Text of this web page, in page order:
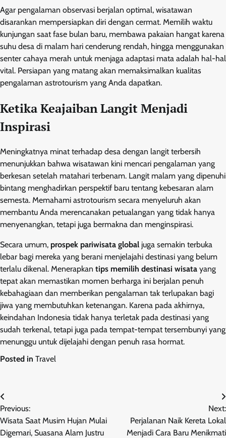
Agar pengalaman observasi berjalan optimal, wisatawan
disarankan mempersiapkan diri dengan cermat. Memilih waktu
kunjungan saat fase bulan baru, membawa pakaian hangat karena
suhu desa di malam hari cenderung rendah, hingga menggunakan
senter cahaya merah untuk menjaga adaptasi mata adalah hal-hal
vital. Persiapan yang matang akan memaksimalkan kualitas
pengalaman astrotourism yang Anda dapatkan.
Ketika Keajaiban Langit Menjadi
Inspirasi
Meningkatnya minat terhadap desa dengan langit terbersih
menunjukkan bahwa wisatawan kini mencari pengalaman yang
berkesan setelah matahari terbenam. Langit malam yang dipenuhi
bintang menghadirkan perspektif baru tentang kebesaran alam
semesta. Memahami astrotourism secara menyeluruh akan
membantu Anda merencanakan petualangan yang tidak hanya
menyenangkan, tetapi juga bermakna dan menginspirasi.
Secara umum, prospek pariwisata global juga semakin terbuka
lebar bagi mereka yang berani menjelajahi destinasi yang belum
terlalu dikenal. Menerapkan tips memilih destinasi wisata yang
tepat akan memastikan momen berharga ini berjalan penuh
kebahagiaan dan memberikan pengalaman tak terlupakan bagi
jiwa yang membutuhkan ketenangan. Karena pada akhirnya,
keindahan Indonesia tidak hanya terletak pada destinasi yang
sudah terkenal, tetapi juga pada tempat-tempat tersembunyi yang
menunggu untuk dijelajahi dengan penuh rasa hormat.
Posted in Travel
Post
navigation
Previous:
Wisata Saat Musim Hujan Mulai
Digemari, Suasana Alam Justru
Next:
Perjalanan Naik Kereta Lokal
Menjadi Cara Baru Menikmati